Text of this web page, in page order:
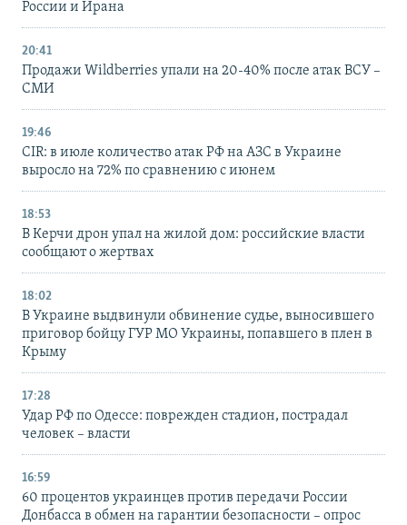
России и Ирана
20:41
Продажи Wildberries упали на 20-40% после атак ВСУ –
СМИ
19:46
CIR: в июле количество атак РФ на АЗС в Украине
выросло на 72% по сравнению с июнем
18:53
В Керчи дрон упал на жилой дом: российские власти
сообщают о жертвах
18:02
В Украине выдвинули обвинение судье, выносившего
приговор бойцу ГУР МО Украины, попавшего в плен в
Крыму
17:28
Удар РФ по Одессе: поврежден стадион, пострадал
человек – власти
16:59
60 процентов украинцев против передачи России
Донбасса в обмен на гарантии безопасности – опрос